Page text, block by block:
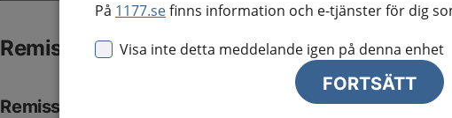
På 1177.sefinns information och e-tjänster för dig
Visa inte detta meddelande igen på denna enhet
FORTSÄTT
Remissrutiner
Remiss för utredning